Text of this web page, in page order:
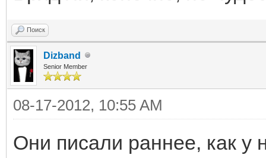
Поиск
Dizband
Senior Member
08-17-2012, 10:55 AM
Они писали раннее, как у